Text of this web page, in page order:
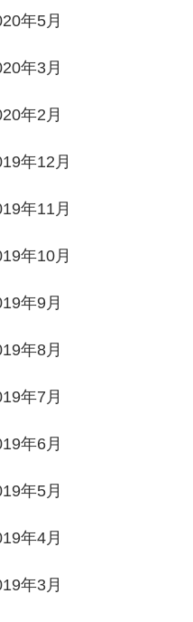
年5月
年3月
年2月
年12月
年11月
年10月
年9月
年8月
年7月
年6月
年5月
年4月
年3月